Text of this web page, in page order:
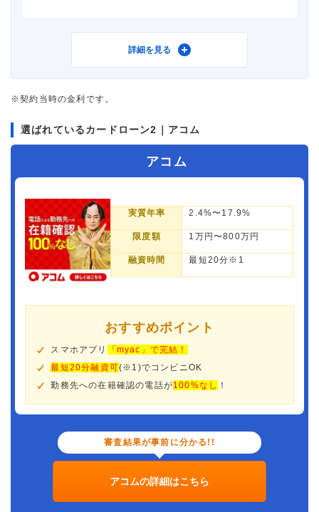
プロミス
重視した点
詳細を見る
※契約当時の金利です。
選ばれているカードローン2｜アコム
アコム
実質年率 2.4%〜17.9%
限度額 1万円〜800万円
融資時間 最短20分※1
おすすめポイント
スマホアプリ
「myac」で完結！
最短20分融資可(※1)でコンビニOK
勤務先への在籍確認の電話が100%なし ！
審査結果が事前に分かる!!
アコムの詳細はこちら